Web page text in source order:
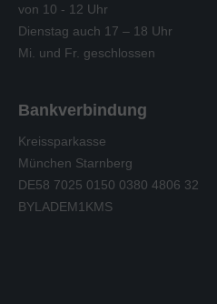
von 10 - 12 Uhr
Dienstag auch 17 – 18 Uhr
Mi. und Fr. geschlossen
Bankverbindung
Kreissparkasse
München Starnberg
DE58 7025 0150 0380 4806 32
BYLADEM1KMS